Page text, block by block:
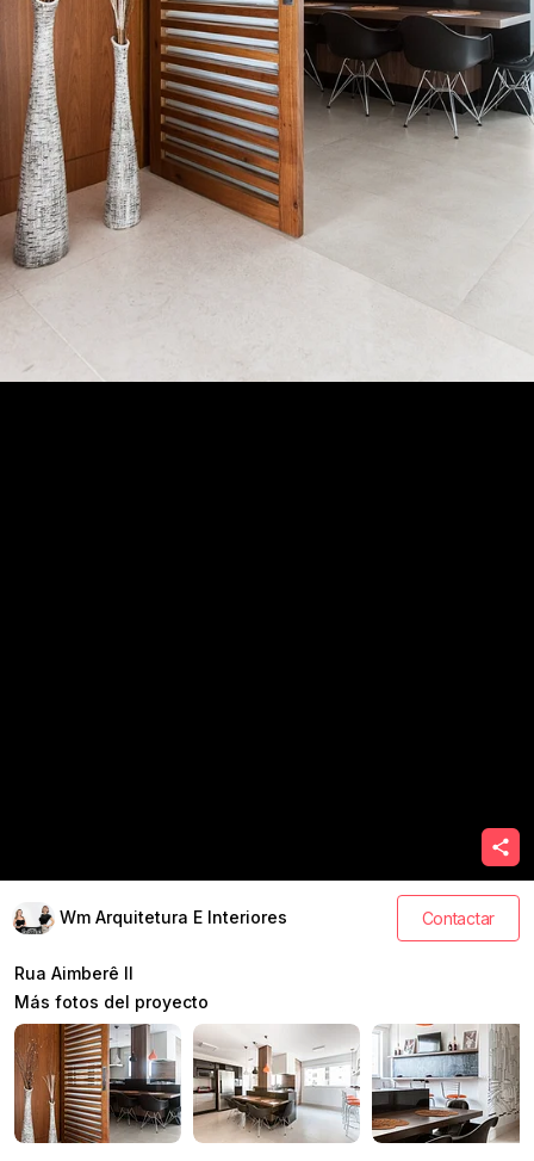
Wm Arquitetura E Interiores Contactar
Rua Aimberê II
Más fotos del proyecto